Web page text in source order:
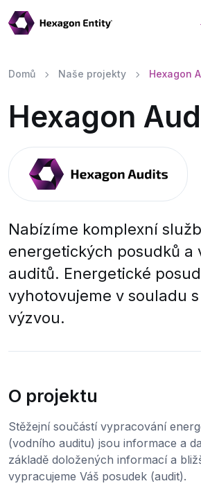
Domů Naše projekty Hexagon
Hexagon
Nabízíme komplexní
energetických posudků a
auditů. Energetické
vyhotovujeme v souladu
výzvou.
O projektu
Stěžejní součástí vypracování
(vodního auditu) jsou informace a
základě doložených informací a
vypracujeme Váš posudek (audit).